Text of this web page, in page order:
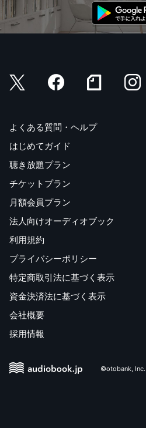
よくある質問・ヘルプ
はじめてガイド
聴き放題プラン
チケットプラン
月額会員プラン
法人向けオーディオブック
利用規約
プライバシーポリシー
特定商取引法に基づく表示
資金決済法に基づく表示
会社概要
採用情報
©otobank, Inc.